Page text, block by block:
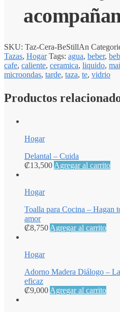
SKU: Taz-Cera-BeStillAn
Tazas, Hogar Tags: agua, beber,
cafe, caliente, ceramica, liquido,
microondas, tarde, taza, te, vidrio
Productos
Hogar
Delantal – Cuida
₡13,500 Agregar al carrito
Hogar
Toalla para Cocina – Hagan
amor
₡8,750 Agregar al carrito
Hogar
Adorno Madera Diálogo –
eficaz
₡9,000 Agregar al carrito